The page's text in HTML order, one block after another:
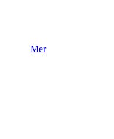
Mer